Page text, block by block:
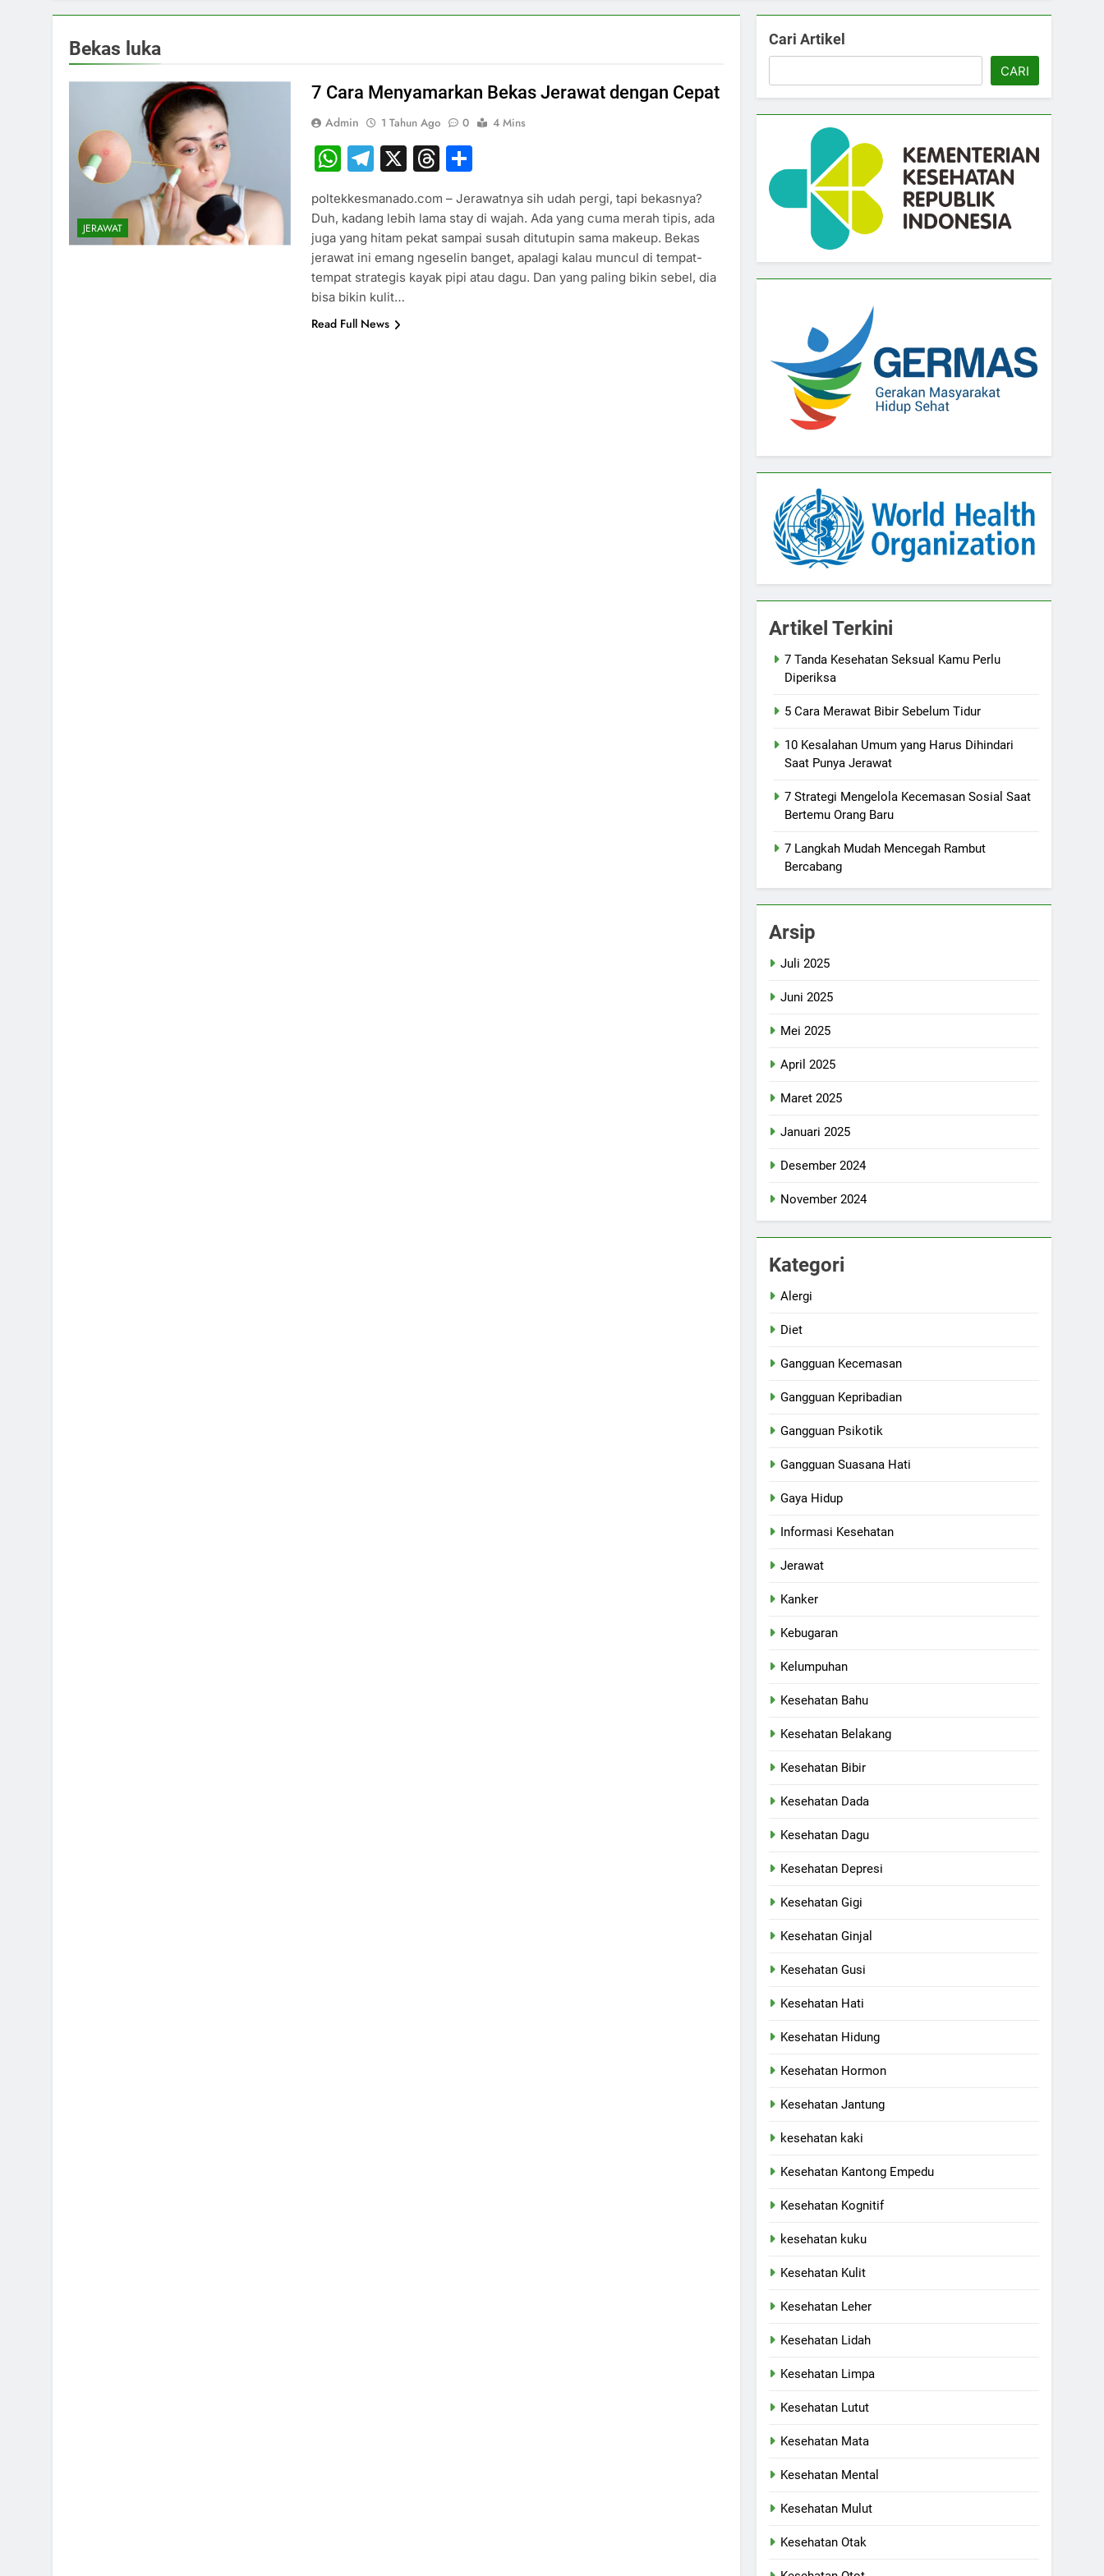
Bekas luka
JERAWAT
7 Cara Menyamarkan Bekas Jerawat dengan Cepat
Admin 1 Tahun Ago 0 4 Mins
WhatsApp
Telegram
X Threads
poltekkesmanado.com – Jerawatnya sih udah pergi, tapi bekasnya?
Duh, kadang lebih lama stay di wajah. Ada yang cuma merah tipis, ada
juga yang hitam pekat sampai susah ditutupin sama makeup. Bekas
jerawat ini emang ngeselin banget, apalagi kalau muncul di tempat-
tempat strategis kayak pipi atau dagu. Dan yang paling bikin sebel, dia
bisa bikin kulit…
Read Full News
Cari Artikel
CARI
Artikel Terkini
7 Tanda Kesehatan Seksual Kamu Perlu
Diperiksa
5 Cara Merawat Bibir Sebelum Tidur
10 Kesalahan Umum yang Harus Dihindari
Saat Punya Jerawat
7 Strategi Mengelola Kecemasan Sosial Saat
Bertemu Orang Baru
7 Langkah Mudah Mencegah Rambut
Bercabang
Arsip
Juli 2025
Juni 2025
Mei 2025
April 2025
Maret 2025
Januari 2025
Desember 2024
November 2024
Kategori
Alergi
Diet
Gangguan Kecemasan
Gangguan Kepribadian
Gangguan Psikotik
Gangguan Suasana Hati
Gaya Hidup
Informasi Kesehatan
Jerawat
Kanker
Kebugaran
Kelumpuhan
Kesehatan Bahu
Kesehatan Belakang
Kesehatan Bibir
Kesehatan Dada
Kesehatan Dagu
Kesehatan Depresi
Kesehatan Gigi
Kesehatan Ginjal
Kesehatan Gusi
Kesehatan Hati
Kesehatan Hidung
Kesehatan Hormon
Kesehatan Jantung
kesehatan kaki
Kesehatan Kantong Empedu
Kesehatan Kognitif
kesehatan kuku
Kesehatan Kulit
Kesehatan Leher
Kesehatan Lidah
Kesehatan Limpa
Kesehatan Lutut
Kesehatan Mata
Kesehatan Mental
Kesehatan Mulut
Kesehatan Otak